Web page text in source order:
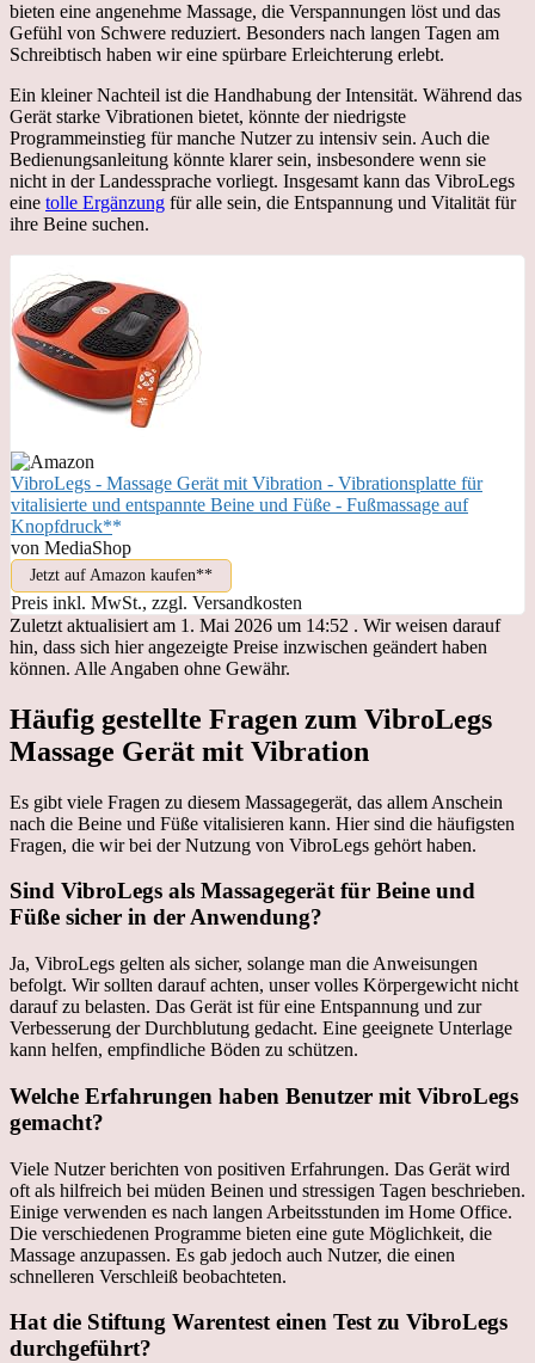
bieten eine angenehme Massage, die Verspannungen löst und das
Gefühl von Schwere reduziert. Besonders nach langen Tagen am
Schreibtisch haben wir eine spürbare Erleichterung erlebt.
Ein kleiner Nachteil ist die Handhabung der Intensität. Während das
Gerät starke Vibrationen bietet, könnte der niedrigste
Programmeinstieg für manche Nutzer zu intensiv sein. Auch die
Bedienungsanleitung könnte klarer sein, insbesondere wenn sie
nicht in der Landessprache vorliegt. Insgesamt kann das VibroLegs
eine tolle Ergänzung für alle sein, die Entspannung und Vitalität für
ihre Beine suchen.
VibroLegs - Massage Gerät mit Vibration - Vibrationsplatte für
vitalisierte und entspannte Beine und Füße - Fußmassage auf
Knopfdruck*
von MediaShop
Jetzt auf Amazon kaufen*
Preis inkl. MwSt., zzgl. Versandkosten
Zuletzt aktualisiert am 1. Mai 2026 um 14:52 . Wir weisen darauf
hin, dass sich hier angezeigte Preise inzwischen geändert haben
können. Alle Angaben ohne Gewähr.
Häufig gestellte Fragen zum VibroLegs
Massage Gerät mit Vibration
Es gibt viele Fragen zu diesem Massagegerät, das allem Anschein
nach die Beine und Füße vitalisieren kann. Hier sind die häufigsten
Fragen, die wir bei der Nutzung von VibroLegs gehört haben.
Sind VibroLegs als Massagegerät für Beine und
Füße sicher in der Anwendung?
Ja, VibroLegs gelten als sicher, solange man die Anweisungen
befolgt. Wir sollten darauf achten, unser volles Körpergewicht nicht
darauf zu belasten. Das Gerät ist für eine Entspannung und zur
Verbesserung der Durchblutung gedacht. Eine geeignete Unterlage
kann helfen, empfindliche Böden zu schützen.
Welche Erfahrungen haben Benutzer mit VibroLegs
gemacht?
Viele Nutzer berichten von positiven Erfahrungen. Das Gerät wird
oft als hilfreich bei müden Beinen und stressigen Tagen beschrieben.
Einige verwenden es nach langen Arbeitsstunden im Home Office.
Die verschiedenen Programme bieten eine gute Möglichkeit, die
Massage anzupassen. Es gab jedoch auch Nutzer, die einen
schnelleren Verschleiß beobachteten.
Hat die Stiftung Warentest einen Test zu VibroLegs
durchgeführt?